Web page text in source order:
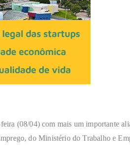
(08/04) com mais um importante
do Ministério do Trabalho e